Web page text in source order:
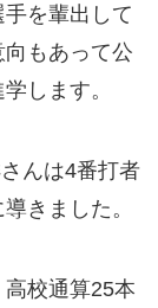
を輩出して
もあって公
します。
んは4番打者
きました。
校通算25本